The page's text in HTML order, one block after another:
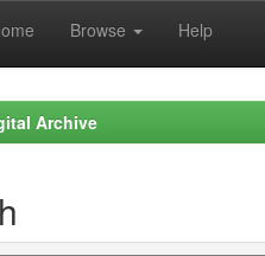
Browse Help
Archive